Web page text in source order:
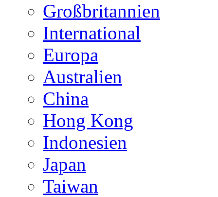
Großbritannien
International
Europa
Australien
China
Hong Kong
Indonesien
Japan
Taiwan